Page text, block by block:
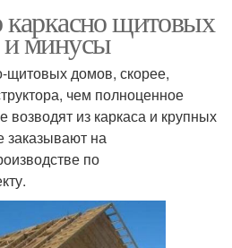
каркасно щитовых
минусы
щитовых домов, скорее,
чем полноценное
возводят из каркаса и крупных
заказывают на
по